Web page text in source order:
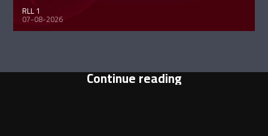
RLL 1
07-08-2026
Continue reading